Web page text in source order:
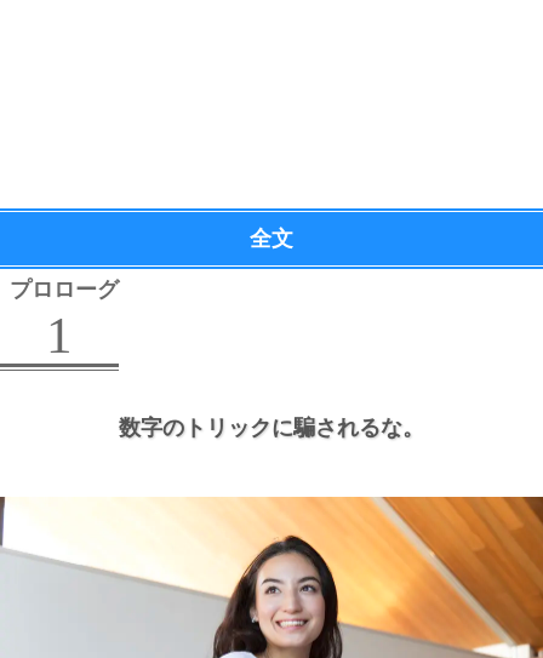
全文
プロローグ
1
数字のトリックに騙されるな。